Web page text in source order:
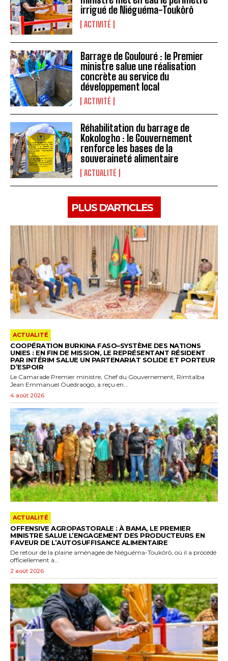
irrigué de Niéguéma-Toukôrô
ACTIVITÉ
Barrage de Goulouré : le Premier
ministre salue une réalisation
concrète au service du
développement local
ACTIVITÉ
Réhabilitation du barrage de
Kokologho : le Gouvernement
renforce les bases de la
souveraineté alimentaire ‎
ACTUALITÉ
PLUS D'ARTICLES
ACTUALITÉ
COOPÉRATION BURKINA FASO–SYSTÈME DES NATIONS
UNIES : EN FIN DE MISSION, LE REPRÉSENTANT RÉSIDENT
PAR INTÉRIM SALUE UN PARTENARIAT SOLIDE ET PORTEUR
D’ESPOIR
Le Camarade Premier ministre, Chef du Gouvernement, Rimtalba
Jean Emmanuel Ouédraogo, a reçu en...
4 août 2026
ACTUALITÉ
OFFENSIVE AGROPASTORALE : À BAMA, LE PREMIER
MINISTRE SALUE L’ENGAGEMENT DES PRODUCTEURS EN
FAVEUR DE L’AUTOSUFFISANCE ALIMENTAIRE
De retour de la plaine aménagée de Niéguéma-Toukôrô, où il a procédé
officiellement à...
2 août 2026